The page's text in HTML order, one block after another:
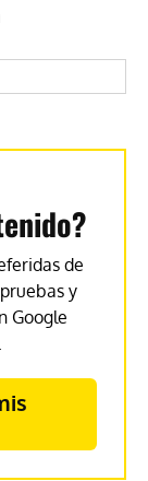
de
y
Google